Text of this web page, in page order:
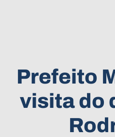
Prefeito
visita do